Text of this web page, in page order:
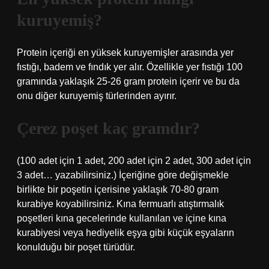
kuruyemiş?
Protein içeriği en yüksek kuruyemişler arasında yer
fıstığı, badem ve fındık yer alır. Özellikle yer fıstığı 100
gramında yaklaşık 25-26 gram protein içerir ve bu da
onu diğer kuruyemiş türlerinden ayırır.
Çerez poşet kaç gramdır?
(100 adet için 1 adet, 200 adet için 2 adet, 300 adet için
3 adet… yazabilirsiniz.) İçeriğine göre değişmekle
birlikte bir poşetin içerisine yaklaşık 70-80 gram
kurabiye koyabilirsiniz. Kına fermuarlı atıştırmalık
poşetleri kına gecelerinde kullanılan ve içine kına
kurabiyesi veya hediyelik eşya gibi küçük eşyaların
konulduğu bir poşet türüdür.